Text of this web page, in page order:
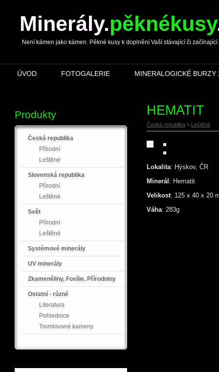
Minerály.pěknékusy
Není kámen jako kámen. Pěkné kusy k doplnění Vaší stávající či začínající
ÚVOD FOTOGALERIE MINERALOGICKÉ BURZY
Produkty
Česká republika
Přírodní
Leštěné
Slovenská republika
Přírodní
Leštěné
Svět
Přírodní
Leštěné
Systémové minerály
UV minerály
Zkameněliny, Fosílie, Přírodniny
Ostatní - různé
Literatura
Pohlednice
Tromlované kameny
HEMATIT
Česká republika » Leštěné
Lokalita: Hýskov, ČR
Minerál : Hematit
Velikost: 125 x 40 x 20
Váha: 283g